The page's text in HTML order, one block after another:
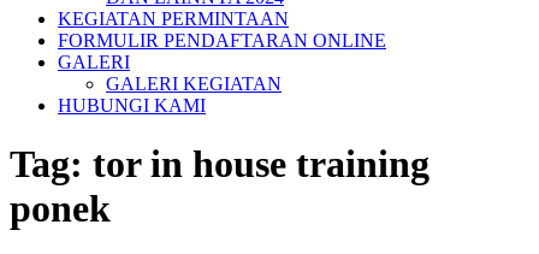
KEGIATAN PERMINTAAN
FORMULIR PENDAFTARAN ONLINE
GALERI
GALERI KEGIATAN
HUBUNGI KAMI
Tag: tor in house training
ponek